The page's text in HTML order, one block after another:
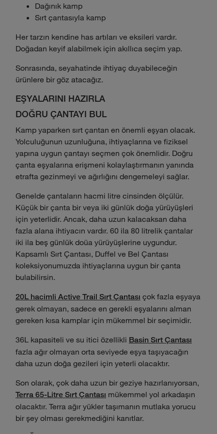
Dağınık kamp
Sırt çantasıyla kamp
Her tarzın kendine has artıları ve eksileri vardır.
Doğadan keyif alabilmek için akıllıca seçim yap.
Sonrasında, seyahatinde ihtiyaç duyabileceğin
ürünlere bir göz atacağız.
EŞYALARINI HAZIRLA
DOĞRU ÇANTAYI BUL
Kamp yaparken sırt çantan en önemli eşyan olacak.
Yolculuğunun uzunluğuna, ihtiyaçlarına ve fiziksel
yapına uygun çantayı seçmen çok önemlidir. Doğru
çanta eşyalarına erişmeni kolaylaştırmanın yanında
etrafta gezinmeyi ve ağırlığını dengemeleyi sağlar.
Genelde çantaların hacmi litre cinsinden ölçülür.
Küçük bir çanta bir veya iki günlük doğa yürüyüşleri
için yeterlidir. Ancak, daha uzun kalacaksan daha
fazla alana ihtiyacın vardır. 60 ila 80 litrelik çantalar
iki ila beş günlük doüa yürüyüşlerine uygundur.
Kapsamlı Sırt Çantası, Duffel ve Bel Çantası
koleksiyonumuzda ihtiyaçlarına uygun bir çanta
bulabilirsin.
20L hacimli Active Trail Sırt Çantası çok fazla eşyaya
gerek olmayan, sadece en gerekli eşyalarını alman
gereken kısa kamplar için mükemmel bir seçimidir.
36L kapasiteli ve su itici özellikli Basin Sırt Çantası
fazla ağır olmayan orta seviyede eşya taşıyacağın
daha uzun doğa gezileri için yeterli olacaktır.
Son olarak, çok daha uzun bir geziye hazırlanıyorsan,
Terra 65-Litre Sırt Çantası mükemmel yol arkadaşın
olacaktır. Terra ağır yükler taşımanın mutlaka yorucu
bir şey olması gerekmediğini kanıtlar.